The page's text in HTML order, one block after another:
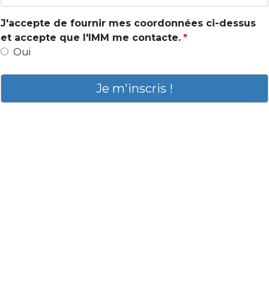
J'accepte de fournir mes coordonnées ci-dessus
et accepte que l'IMM me contacte.
Oui
Je m'inscris !